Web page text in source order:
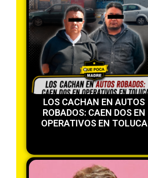
LOS CACHAN EN AUTOS
ROBADOS: CAEN DOS EN
OPERATIVOS EN TOLUCA